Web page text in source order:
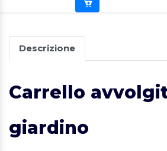
Descrizione
Carrello
giardino